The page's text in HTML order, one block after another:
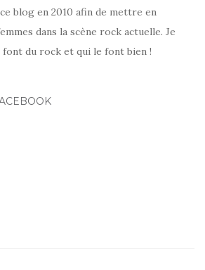
blog en 2010 afin de mettre en
dans la scène rock actuelle. Je
du rock et qui le font bien !